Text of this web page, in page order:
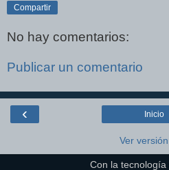
Compartir
No hay comentarios:
Publicar un comentario
‹ Inicio
Ver
Con la tecnología